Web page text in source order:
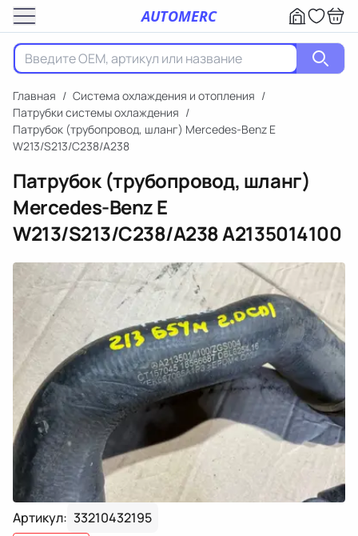
AUTOMERC
Главная / Система охлаждения и отопления /
Патрубки системы охлаждения /
Патрубок (трубопровод, шланг) Mercedes-Benz E
W213/S213/C238/A238
Патрубок (трубопровод, шланг)
Mercedes-Benz E
W213/S213/C238/A238A2135014100
Артикул: 33210432195